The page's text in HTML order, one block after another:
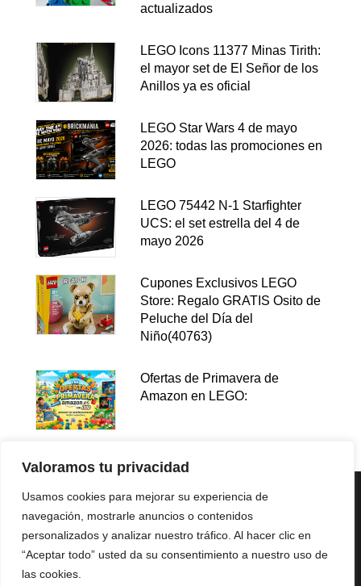
Valoramos tu privacidad
Usamos cookies para mejorar su experiencia de
navegación, mostrarle anuncios o contenidos
personalizados y analizar nuestro tráfico. Al hacer clic en
“Aceptar todo” usted da su consentimiento a nuestro uso de
las cookies.
actualizados
LEGO Icons 11377 Minas Tirith:
el mayor set de El Señor de los
Anillos ya es oficial
LEGO Star Wars 4 de mayo
2026: todas las promociones en
LEGO
LEGO 75442 N-1 Starfighter
UCS: el set estrella del 4 de
mayo 2026
Cupones Exclusivos LEGO
Store: Regalo GRATIS Osito de
Peluche del Día del
Niño(40763)
Ofertas de Primavera de
Amazon en LEGO: